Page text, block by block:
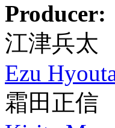
Producer:
江津兵太
Ezu
霜田正信